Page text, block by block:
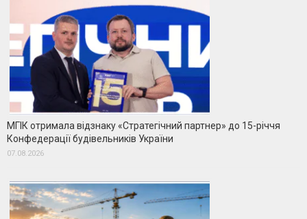
МГІК отримала відзнаку «Стратегічний партнер» до 15-річчя
Конфедерації будівельників України
07.08.2026